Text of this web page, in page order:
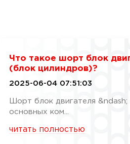
Что такое шорт блок
(блок цилиндров)?
2025-06-04 07:51:03
Шорт блок двигателя
основных ком...
читать полностью